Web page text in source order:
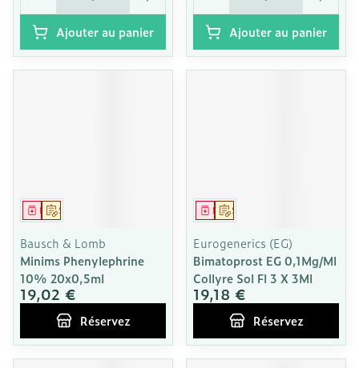
Ajouter au panier Ajouter au panier
Sur prescription
Médicament
Bausch & Lomb
Minims Phenylephrine
10% 20x0,5ml
19,02 €
Réservez
Sur prescription
Médicament
Eurogenerics (EG)
Bimatoprost EG 0,1Mg/Ml
Collyre Sol Fl 3 X 3Ml
19,18 €
Réservez